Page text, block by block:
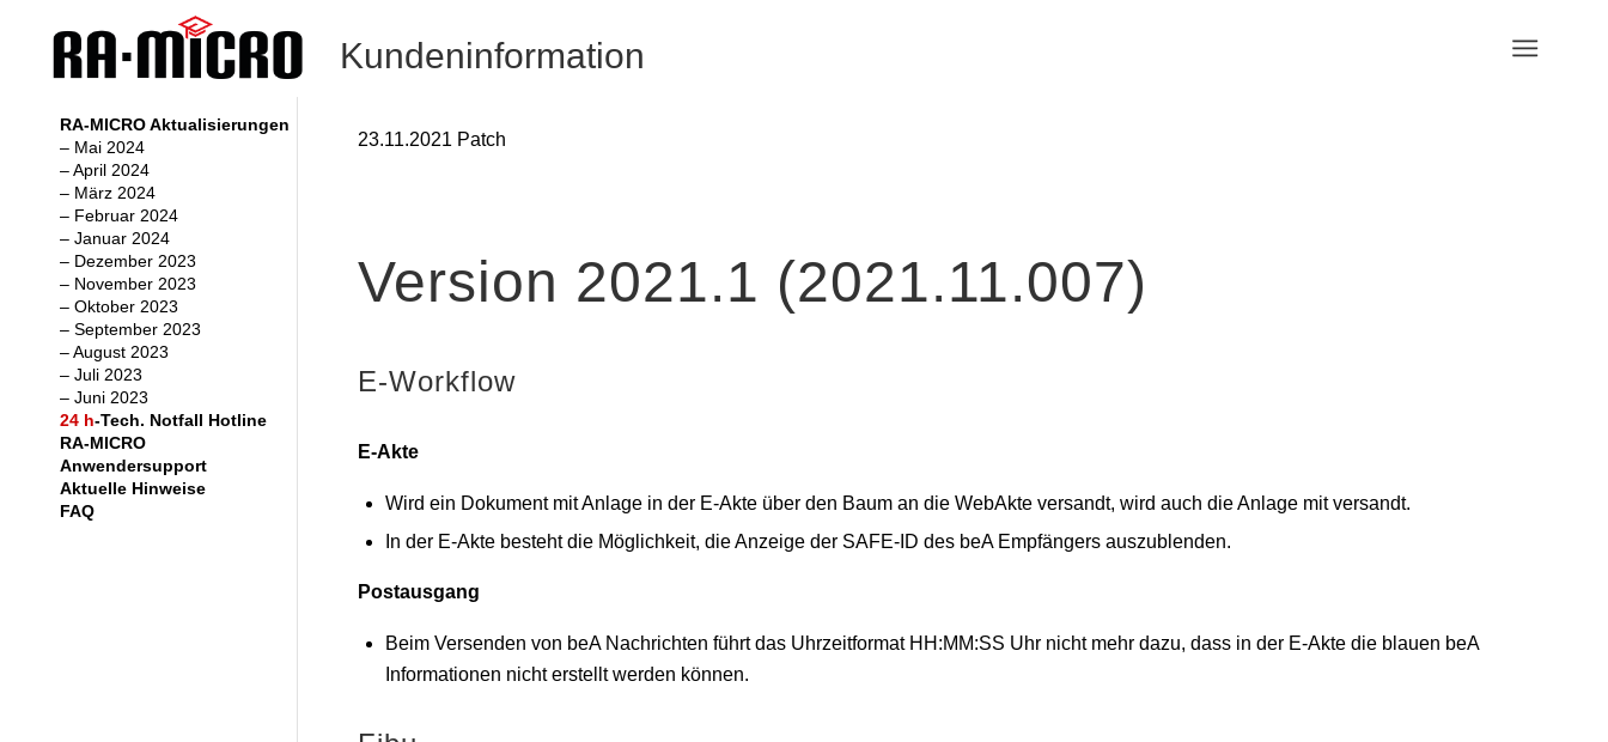
Kundeninformation
23.11.2021 Patch
Version 2021.1 (2021.11.007)
E-Workflow
E-Akte
Wird ein Dokument mit Anlage in der E-Akte über den Baum an die WebAkte versandt, wird auch die Anlage mit versandt.
In der E-Akte besteht die Möglichkeit, die Anzeige der SAFE-ID des beA Empfängers auszublenden.
Postausgang
Beim Versenden von beA Nachrichten führt das Uhrzeitformat HH:MM:SS Uhr nicht mehr dazu, dass in der E-Akte die blauen beA
Informationen nicht erstellt werden können.
RA-MICRO Aktualisierungen
– Mai 2024
– April 2024
– März 2024
– Februar 2024
– Januar 2024
– Dezember 2023
– November 2023
– Oktober 2023
– September 2023
– August 2023
– Juli 2023
– Juni 2023
24 h-Tech. Notfall Hotline
RA-MICRO
Anwendersupport
Aktuelle Hinweise
FAQ